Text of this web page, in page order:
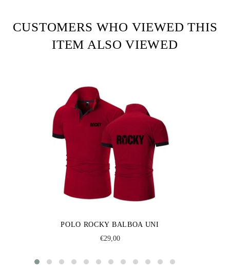
CUSTOMERS WHO VIEWED THIS
ITEM ALSO VIEWED
POLO ROCKY BALBOA UNI
Regular
€29,00